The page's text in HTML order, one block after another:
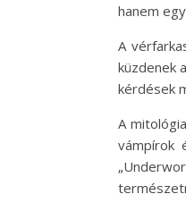
hanem
A
küzdenek
kérdések
A
vámpírok